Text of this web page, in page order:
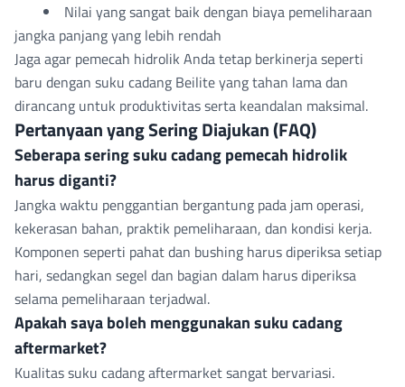
Nilai yang sangat baik dengan biaya pemeliharaan
jangka panjang yang lebih rendah
Jaga agar pemecah hidrolik Anda tetap berkinerja seperti
baru dengan suku cadang Beilite yang tahan lama dan
dirancang untuk produktivitas serta keandalan maksimal.
Pertanyaan yang Sering Diajukan (FAQ)
Seberapa sering suku cadang pemecah hidrolik
harus diganti?
Jangka waktu penggantian bergantung pada jam operasi,
kekerasan bahan, praktik pemeliharaan, dan kondisi kerja.
Komponen seperti pahat dan bushing harus diperiksa setiap
hari, sedangkan segel dan bagian dalam harus diperiksa
selama pemeliharaan terjadwal.
Apakah saya boleh menggunakan suku cadang
aftermarket?
Kualitas suku cadang aftermarket sangat bervariasi.